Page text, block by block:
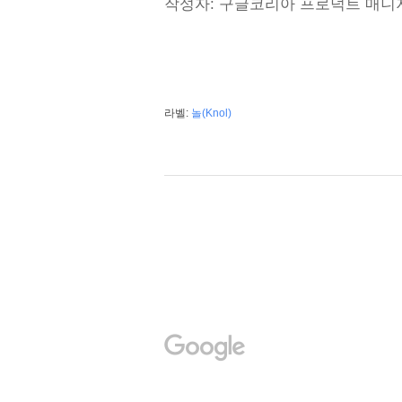
작성자: 구글코리아 프로덕트 매니
라벨: 놀(Knol)